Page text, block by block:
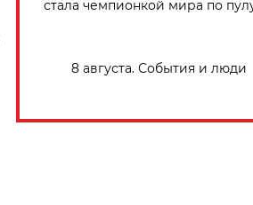
стала чемпионкой мира по
8 августа. События и люди